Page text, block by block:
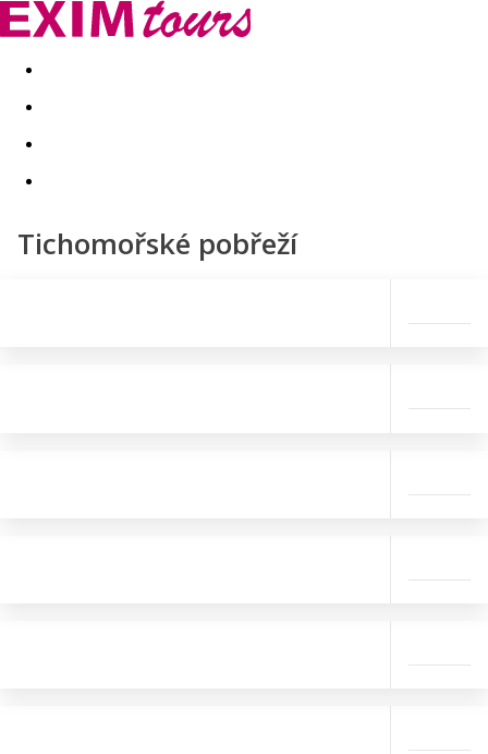
Akční nabídky Last minute
Tichomořské pobřeží